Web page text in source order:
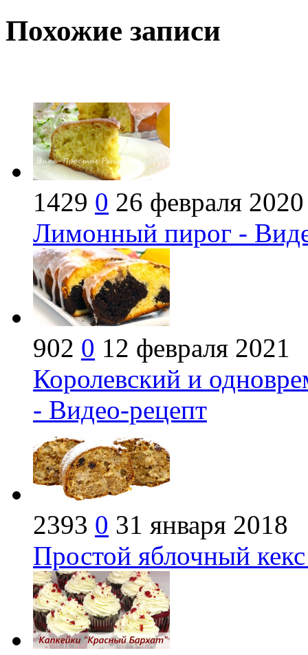
Похожие записи
1429 0 26 февраля 2020
Лимонный пирог -
902 0 12 февраля 2021
Королевский и
- Видео-рецепт
2393 0 31 января 2018
Простой яблочный